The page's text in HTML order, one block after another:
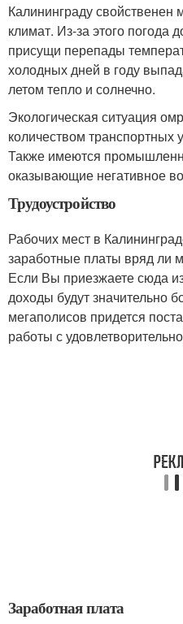
Калининграду свойственен
климат. Из-за этого погода
присущи перепады
холодных дней в году
летом тепло и солнечно.
Экологическая ситуация
количеством транспортных
Также имеются
оказывающие негативное
Трудоустройство
Рабочих мест в
заработные платы вряд ли
Если Вы приезжаете сюда
доходы будут значительно
мегаполисов придется
работы с
Заработная плата